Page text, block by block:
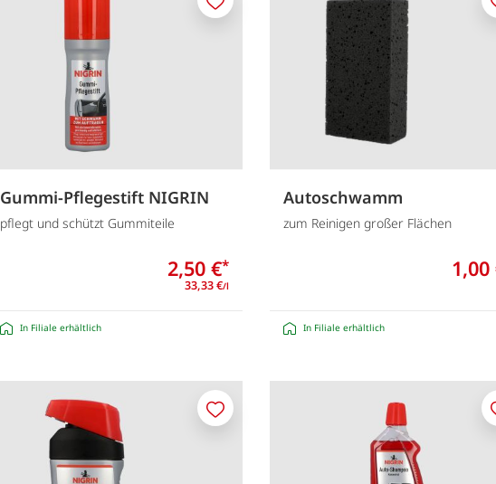
Gummi-Pflegestift NIGRIN
pflegt und schützt Gummiteile
2,50 €*
33,33 €/l
In Filiale erhältlich
Merken
Autoschwamm
zum Reinigen großer Flächen
1,00
In Filiale erhältlich
Merken